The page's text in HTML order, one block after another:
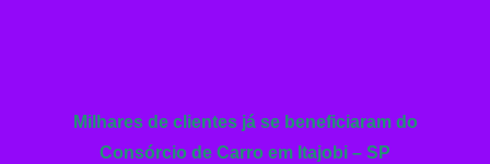
Milhares de clientes já se beneficiaram do
Consórcio de Carro em Itajobi – SP